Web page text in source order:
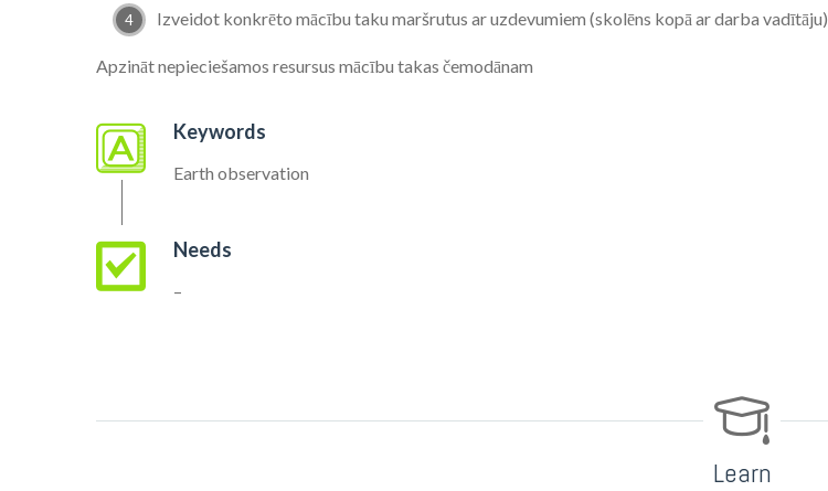
Izveidot konkrēto mācību taku maršrutus ar uzdevumiem (skolēns kopā ar darba vadītāju)
Apzināt nepieciešamos resursus mācību takas čemodānam
Keywords
Earth observation
Needs
–
Learn